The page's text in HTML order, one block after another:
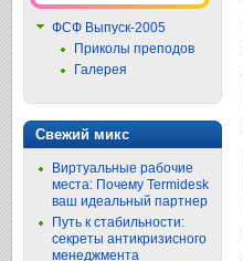
ФСФ Выпуск-2005
Приколы преподов
Галерея
Свежий микс
Виртуальные рабочие
места: Почему Termidesk
ваш идеальный партнер
Путь к стабильности:
секреты антикризисного
менеджмента